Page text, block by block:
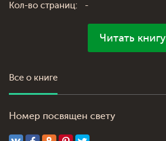
Кол-во страниц:
-
Читать книгу
Все о книге
Номер посвящен свету